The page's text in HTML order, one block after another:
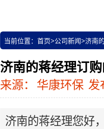
当前位置： 首页>公司新闻>济南
济南的蒋经理订
来源： 华康环保 发
济南的蒋经理您好